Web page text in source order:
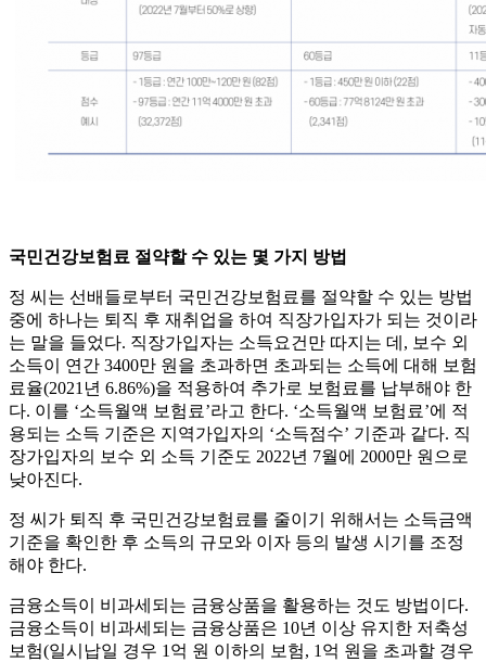
국민건강보험료 절약할 수 있는 몇 가지 방법
정 씨는 선배들로부터 국민건강보험료를 절약할 수 있는 방법
중에 하나는 퇴직 후 재취업을 하여 직장가입자가 되는 것이라
는 말을 들었다. 직장가입자는 소득요건만 따지는 데, 보수 외
소득이 연간 3400만 원을 초과하면 초과되는 소득에 대해 보험
료율(2021년 6.86%)을 적용하여 추가로 보험료를 납부해야 한
다. 이를 ‘소득월액 보험료’라고 한다. ‘소득월액 보험료’에 적
용되는 소득 기준은 지역가입자의 ‘소득점수’ 기준과 같다. 직
장가입자의 보수 외 소득 기준도 2022년 7월에 2000만 원으로
낮아진다.
정 씨가 퇴직 후 국민건강보험료를 줄이기 위해서는 소득금액
기준을 확인한 후 소득의 규모와 이자 등의 발생 시기를 조정
해야 한다.
금융소득이 비과세되는 금융상품을 활용하는 것도 방법이다.
금융소득이 비과세되는 금융상품은 10년 이상 유지한 저축성
보험(일시납일 경우 1억 원 이하의 보험, 1억 원을 초과할 경우